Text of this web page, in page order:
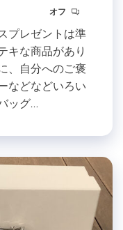
オフ
プレゼントは準
キな商品があり
、自分へのご褒
などなどいろい
ッグ…